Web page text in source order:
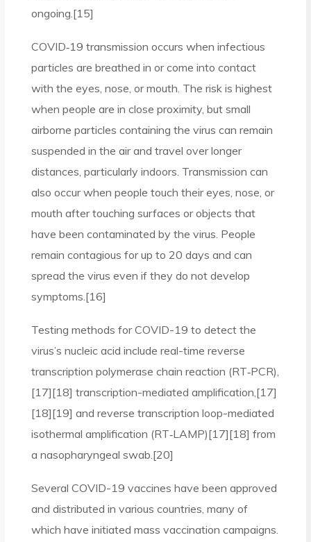
ongoing.[15]
COVID‑19 transmission occurs when infectious
particles are breathed in or come into contact
with the eyes, nose, or mouth. The risk is highest
when people are in close proximity, but small
airborne particles containing the virus can remain
suspended in the air and travel over longer
distances, particularly indoors. Transmission can
also occur when people touch their eyes, nose, or
mouth after touching surfaces or objects that
have been contaminated by the virus. People
remain contagious for up to 20 days and can
spread the virus even if they do not develop
symptoms.[16]
Testing methods for COVID-19 to detect the
virus’s nucleic acid include real-time reverse
transcription polymerase chain reaction (RT‑PCR),
[17][18] transcription-mediated amplification,[17]
[18][19] and reverse transcription loop-mediated
isothermal amplification (RT‑LAMP)[17][18] from
a nasopharyngeal swab.[20]
Several COVID-19 vaccines have been approved
and distributed in various countries, many of
which have initiated mass vaccination campaigns.